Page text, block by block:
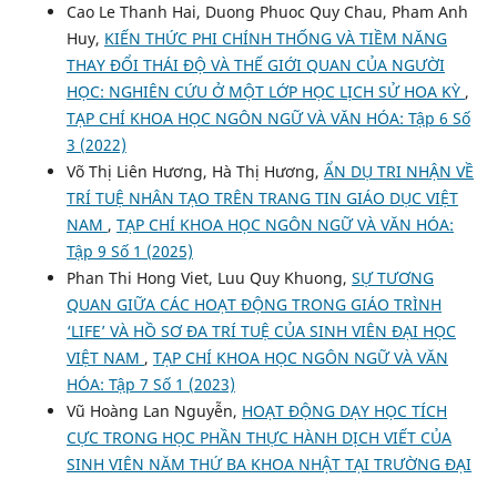
Cao Le Thanh Hai, Duong Phuoc Quy Chau, Pham Anh
Huy, KIẾN THỨC PHI CHÍNH THỐNG VÀ TIỀM NĂNG
THAY ĐỔI THÁI ĐỘ VÀ THẾ GIỚI QUAN CỦA NGƯỜI
HỌC: NGHIÊN CỨU Ở MỘT LỚP HỌC LỊCH SỬ HOA KỲ ,
TẠP CHÍ KHOA HỌC NGÔN NGỮ VÀ VĂN HÓA: Tập 6 Số
3 (2022)
Võ Thị Liên Hương, Hà Thị Hương, ẨN DỤ TRI NHẬN VỀ
TRÍ TUỆ NHÂN TẠO TRÊN TRANG TIN GIÁO DỤC VIỆT
NAM , TẠP CHÍ KHOA HỌC NGÔN NGỮ VÀ VĂN HÓA:
Tập 9 Số 1 (2025)
Phan Thi Hong Viet, Luu Quy Khuong, SỰ TƯƠNG
QUAN GIỮA CÁC HOẠT ĐỘNG TRONG GIÁO TRÌNH
‘LIFE’ VÀ HỒ SƠ ĐA TRÍ TUỆ CỦA SINH VIÊN ĐẠI HỌC
VIỆT NAM , TẠP CHÍ KHOA HỌC NGÔN NGỮ VÀ VĂN
HÓA: Tập 7 Số 1 (2023)
Vũ Hoàng Lan Nguyễn, HOẠT ĐỘNG DẠY HỌC TÍCH
CỰC TRONG HỌC PHẦN THỰC HÀNH DỊCH VIẾT CỦA
SINH VIÊN NĂM THỨ BA KHOA NHẬT TẠI TRƯỜNG ĐẠI